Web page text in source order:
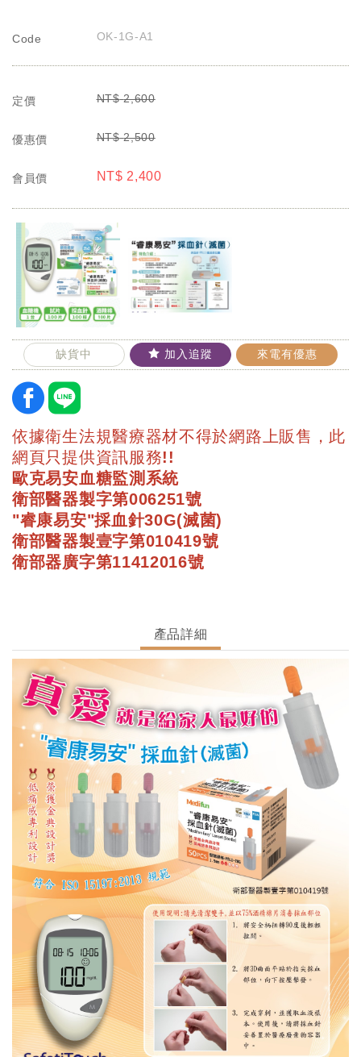
Code OK-1G-A1
定價 NT$ 2,600
優惠價 NT$ 2,500
會員價 NT$ 2,400
缺貨中 加入追蹤 來電有優惠
依據衛生法規醫療器材不得於網路上販售，此
網頁只提供資訊服務!!
歐克易安血糖監測系統
衛部醫器製字第006251號
"睿康易安"採血針30G(滅菌)
衛部醫器製壹字第010419號
衛部器廣字第11412016號
產品詳細